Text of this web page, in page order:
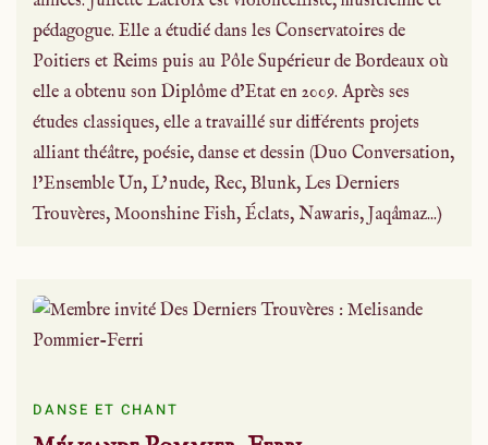
pédagogue. Elle a étudié dans les Conservatoires de
Poitiers et Reims puis au Pôle Supérieur de Bordeaux où
elle a obtenu son Diplôme d’Etat en 2009. Après ses
études classiques, elle a travaillé sur différents projets
alliant théâtre, poésie, danse et dessin (Duo Conversation,
l’Ensemble Un, L’nude, Rec, Blunk, Les Derniers
Trouvères, Moonshine Fish, Éclats, Nawaris, Jaqâmaz...)
DANSE ET CHANT